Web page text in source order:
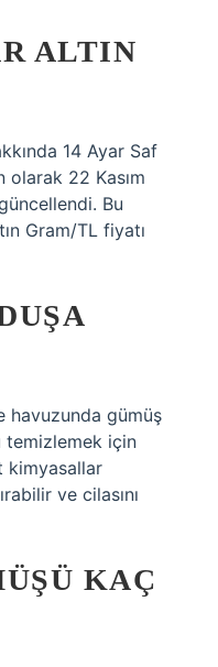
ALTIN
14 Ayar Saf
22 Kasım
Bu
Gram/TL fiyatı
havuzunda gümüş
temizlemek için
kimyasallar
ve cilasını
KAÇ